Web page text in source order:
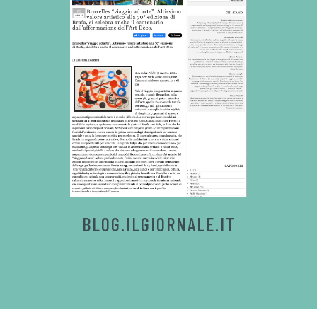
BLOG.ILGIORNALE.IT